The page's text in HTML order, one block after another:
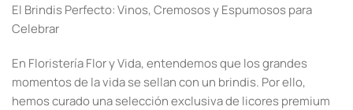
El Brindis Perfecto: Vinos, Cremosos y Espumosos para
Celebrar
En Floristería Flor y Vida, entendemos que los grandes
momentos de la vida se sellan con un brindis. Por ello,
hemos curado una selección exclusiva de licores premium